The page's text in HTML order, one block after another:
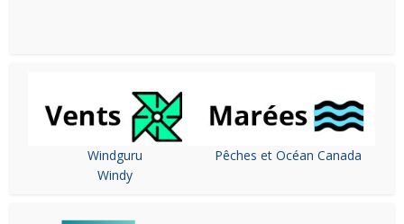
Windguru
Windy
Pêches et Océan Canada